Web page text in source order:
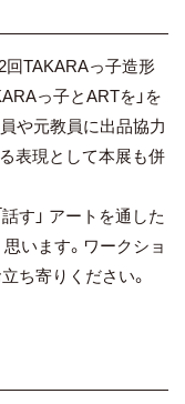
回TAKARAっ子造形
っ子とARTを」を
や元教員に出品協力
表現として本展も併
「話す」 アートを通した
います。ワークショ
立ち寄りください。